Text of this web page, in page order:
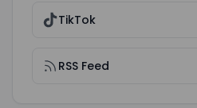
TikTok
RSS Feed